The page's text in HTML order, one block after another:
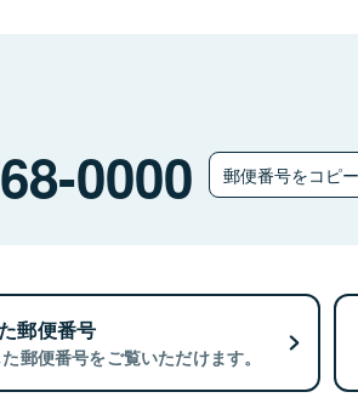
0000 郵便番号をコピ
郵便番号
郵便番号をご覧いただけます。